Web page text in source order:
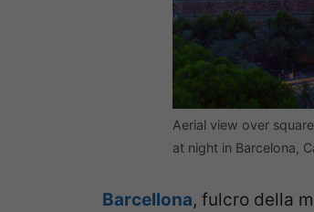
Aerial view over
at night in Barcelona,
Barcellona, fulcro della